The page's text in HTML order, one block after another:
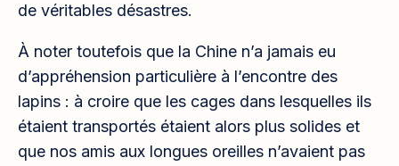
de véritables désastres.
À noter toutefois que la Chine n’a jamais eu
d’appréhension particulière à l’encontre des
lapins : à croire que les cages dans lesquelles ils
étaient transportés étaient alors plus solides et
que nos amis aux longues oreilles n’avaient pas